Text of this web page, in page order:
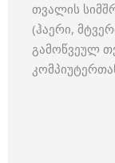
თვალის
(ჰაერი,
გამოწვეულ